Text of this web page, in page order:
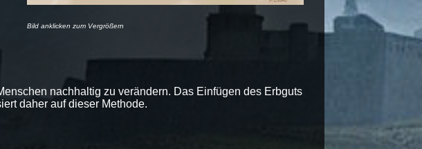
Bild anklicken zum Vergrößern
nachhaltig zu verändern. Das Einfügen des Erbguts
daher auf dieser Methode.